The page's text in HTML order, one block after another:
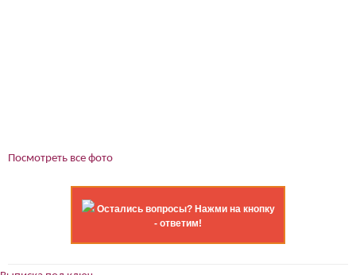
Посмотреть все фото
Остались вопросы? Нажми на кнопку
- ответим!